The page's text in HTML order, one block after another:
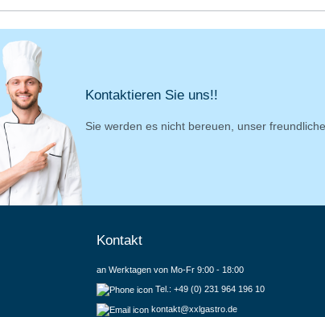
Kontaktieren Sie uns!!
Sie werden es nicht bereuen, unser
Kontakt
an Werktagen von Mo-Fr 9:00 - 18:00
Tel.: +49 (0) 231 964 196 10
kontakt@xxlgastro.de